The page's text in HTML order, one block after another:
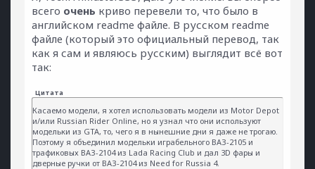
всего очень криво перевели то, что было в
английском readme файле. В русском readme
файле (который это официальный перевод, так
как я сам и являюсь русским) выглядит всё вот
так:
Цитата
Касаемо модели, я хотел использовать модели из Motor Depot
и/или Russian Rider Online, но я узнал что они используют
модельки из GTA, то, чего я в нынешние дни я даже не трогаю.
Поэтому я объединил модельки играбельного ВАЗ-2105 и
трафиковых ВАЗ-2104 из Lada Racing Club и дал 3D фары и
дверные ручки от ВАЗ-2104 из Need for Russia 4.